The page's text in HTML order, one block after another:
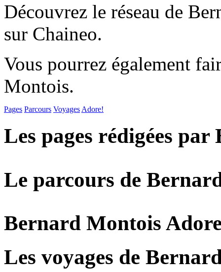
Découvrez le réseau de
sur Chaineo.
Vous pourrez également
Montois.
Pages Parcours Voyages Adore!
Les pages rédigées
Le parcours de
Bernard Montois
Les voyages de